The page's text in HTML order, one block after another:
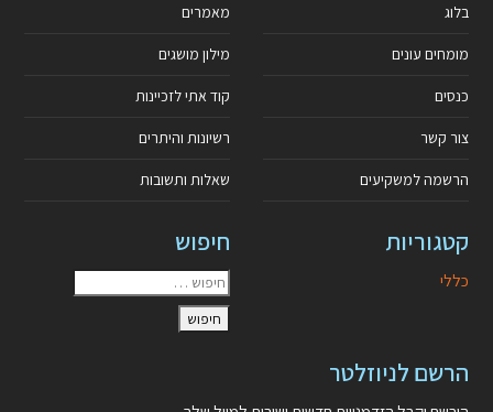
בלוג
מומחים עונים
כנסים
צור קשר
הרשמה למשקיעים
מאמרים
מילון מושגים
קוד אתי לזכיינות
רשיונות והיתרים
שאלות ותשובות
קטגוריות
כללי
חיפוש
הרשם לניוזלטר